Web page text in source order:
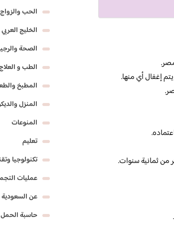
إغفال أي منها.
من ثمانية سنوات.
الحب والزواج
الخليج العربي
الصحة
الطب و
المطبخ
المنزل
المنوعات
تعليم
تكنولوجيا
عمليات
عن السعودية
حاسبة الحمل